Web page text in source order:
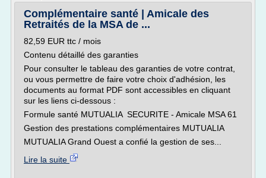
Complémentaire santé | Amicale des
Retraités de la MSA de ...
82,59 EUR ttc / mois
Contenu détaillé des garanties
Pour consulter le tableau des garanties de votre contrat,
ou vous permettre de faire votre choix d'adhésion, les
documents au format PDF sont accessibles en cliquant
sur les liens ci-dessous :
Formule santé MUTUALIA SECURITE - Amicale MSA 61
Gestion des prestations complémentaires MUTUALIA
MUTUALIA Grand Ouest a confié la gestion de ses...
Lire la suite